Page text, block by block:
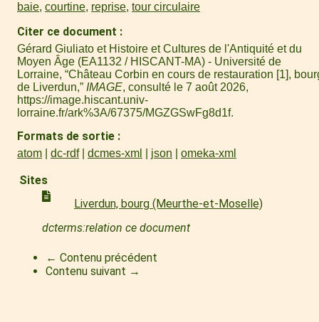
baie, courtine, reprise, tour circulaire
Citer ce document
Gérard Giuliato et Histoire et Cultures de l'Antiquité et du
Moyen Âge (EA1132 / HISCANT-MA) - Université de
Lorraine, “Château Corbin en cours de restauration [1],
de Liverdun,” IMAGE, consulté le 7 août 2026,
https://image.hiscant.univ-
lorraine.fr/ark%3A/67375/MGZGSwFg8d1f.
Formats de sortie
atom dc-rdf dcmes-xml json omeka-xml
Sites
Liverdun, bourg (Meurthe-et-Moselle)
dcterms:relation ce document
← Contenu précédent
Contenu suivant →